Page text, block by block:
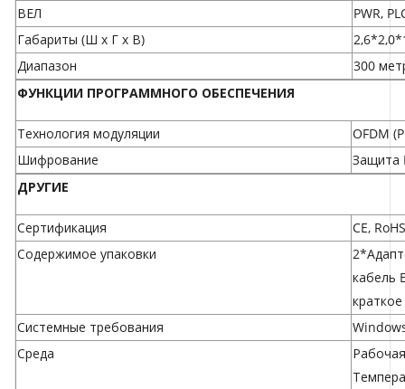
ВЕЛ
PWR,
Габариты (Ш x Г x В)
Диапазон
300
ФУНКЦИИ ПРОГРАММНОГО ОБЕСПЕЧЕНИЯ
Технология модуляции
OFDM
Шифрование
Защита
ДРУГИЕ
Сертификация
CE, RoHS
Содержимое упаковки
кабель
Системные требования
Среда